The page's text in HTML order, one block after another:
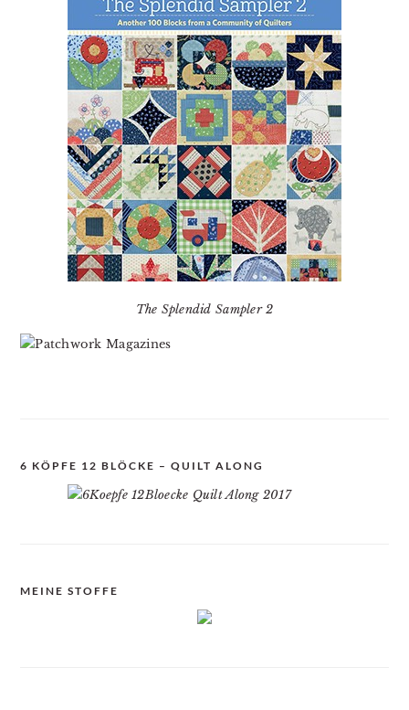
The Splendid Sampler 2
6 KÖPFE 12 BLÖCKE – QUILT ALONG
MEINE STOFFE